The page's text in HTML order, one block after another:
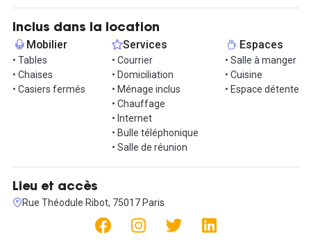
prestigieux, idéal pour les entreprises en quête de confort et de
représentativité.
Un bureau opéré rare, à la fois raffiné et fonctionnel.
Contactez-nous pour une visite sur place !
Inclus dans la location
Mobilier
• Tables
• Chaises
• Casiers fermés
Services
• Courrier
• Domiciliation
• Ménage inclus
• Chauffage
• Internet
• Bulle téléphonique
• Salle de réunion
Espaces
• Salle à manger
• Cuisine
• Espace détente
Lieu et accès
Rue Théodule Ribot, 75017 Paris